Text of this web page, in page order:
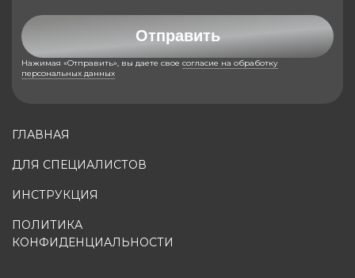
ГЛАВНАЯ
ДЛЯ СПЕЦИАЛИСТОВ
ИНСТРУКЦИЯ
ПОЛИТИКА
КОНФИДЕНЦИАЛЬНОСТИ
Отправить
Нажимая «Отправить», вы даете свое согласие на обработку
персональных данных